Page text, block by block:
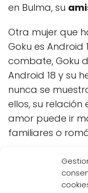
en Bulma, su
Otra mujer que
Goku es Android
combate, Goku
Android 18 y su
nunca se
ellos, su
amor puede ir
familiares o
La lista de
"Dragon Ball"
amor paternal,